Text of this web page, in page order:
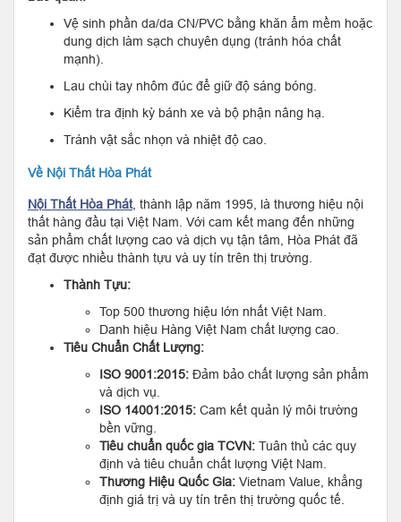
Vệ sinh phần da/da CN/PVC bằng khăn ẩm mềm hoặc
dung dịch làm sạch chuyên dụng (tránh hóa chất
mạnh).
Lau chùi tay nhôm đúc để giữ độ sáng bóng.
Kiểm tra định kỳ bánh xe và bộ phận nâng hạ.
Tránh vật sắc nhọn và nhiệt độ cao.
Về Nội Thất Hòa Phát
Nội Thất Hòa Phát, thành lập năm 1995, là thương hiệu nội
thất hàng đầu tại Việt Nam. Với cam kết mang đến những
sản phẩm chất lượng cao và dịch vụ tận tâm, Hòa Phát đã
đạt được nhiều thành tựu và uy tín trên thị trường.
Thành Tựu:
Top 500 thương hiệu lớn nhất Việt Nam.
Danh hiệu Hàng Việt Nam chất lượng cao.
Tiêu Chuẩn Chất Lượng:
ISO 9001:2015: Đảm bảo chất lượng sản phẩm
và dịch vụ.
ISO 14001:2015: Cam kết quản lý môi trường
bền vững.
Tiêu chuẩn quốc gia TCVN: Tuân thủ các quy
định và tiêu chuẩn chất lượng Việt Nam.
Thương Hiệu Quốc Gia: Vietnam Value, khẳng
định giá trị và uy tín trên thị trường quốc tế.